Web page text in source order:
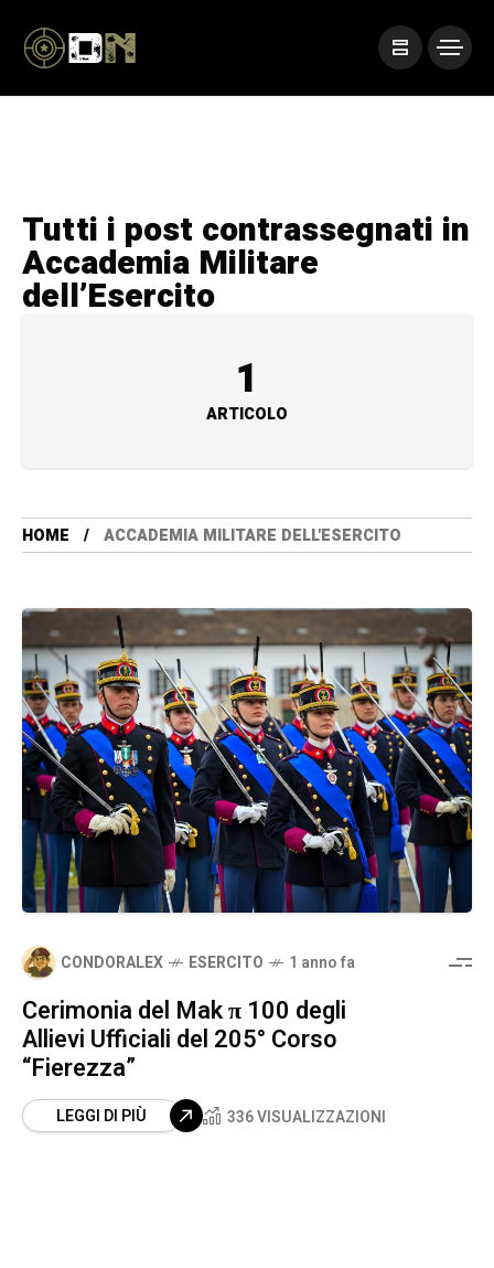
Tutti i post contrassegnati in
Accademia Militare
dell’Esercito
1
ARTICOLO
HOME ACCADEMIA MILITARE DELL'ESERCITO
CONDORALEX ESERCITO 1 anno fa
Cerimonia del Mak π 100 degli
Allievi Ufficiali del 205° Corso
“Fierezza”
LEGGI DI PIÙ 336 VISUALIZZAZIONI